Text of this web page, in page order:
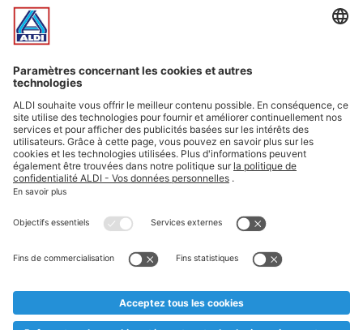
Offres
Infos essentielles
Suivez ALDI Belgique
Textes marqués d'un astérisque et mentions légales
* Nous vendons ces articles temporairement et jusqu'à
au cas où, malgré le planning bien étudié, nous serions
prématurément en rupture de stock. Prix Recupel et TVA incl.
** Sur ce site, l’utilisation de la forme masculine a été adoptée